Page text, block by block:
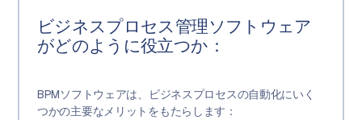
ビジネスプロセス管理ソフトウェア
がどのように役立つか：
BPMソフトウェアは、ビジネスプロセスの自動化にいく
つかの主要なメリットをもたらします：